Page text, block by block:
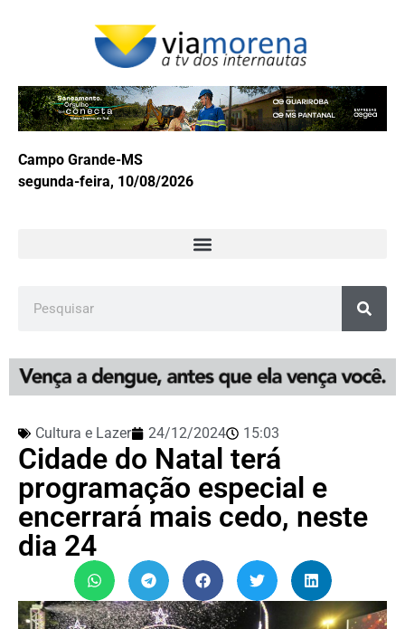
Campo Grande-MS
segunda-feira, 10/08/2026
Cultura e Lazer 24/12/2024 15:03
Cidade do Natal terá
programação especial e
encerrará mais cedo, neste
dia 24